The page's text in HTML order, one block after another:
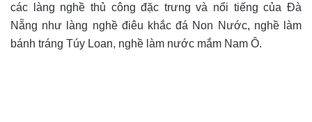
các làng nghề thủ công đặc trưng và nổi tiếng của Đà
Nẵng như làng nghề điêu khắc đá Non Nước, nghề làm
bánh tráng Túy Loan, nghề làm nước mắm Nam Ô.